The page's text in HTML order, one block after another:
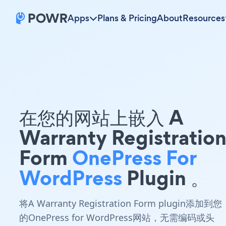
Apps Plans & PricingAboutResources
在您的网站上嵌入 A
Warranty Registration
Form OnePress For
WordPress Plugin 。
将A Warranty Registration Form plugin添加到您
的OnePress for WordPress网站，无需编码或头